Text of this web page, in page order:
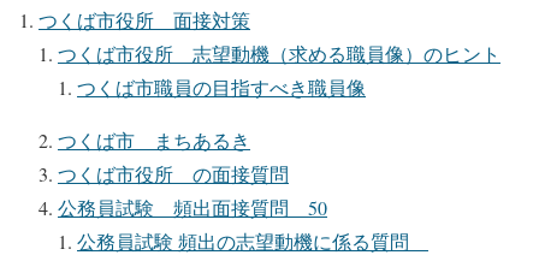
つくば市役所 面接対策
つくば市役所 志望動機（求める職員像）のヒント
つくば市職員の目指すべき職員像
つくば市 まちあるき
つくば市役所 の面接質問
公務員試験 頻出面接質問 50
公務員試験 頻出の志望動機に係る質問